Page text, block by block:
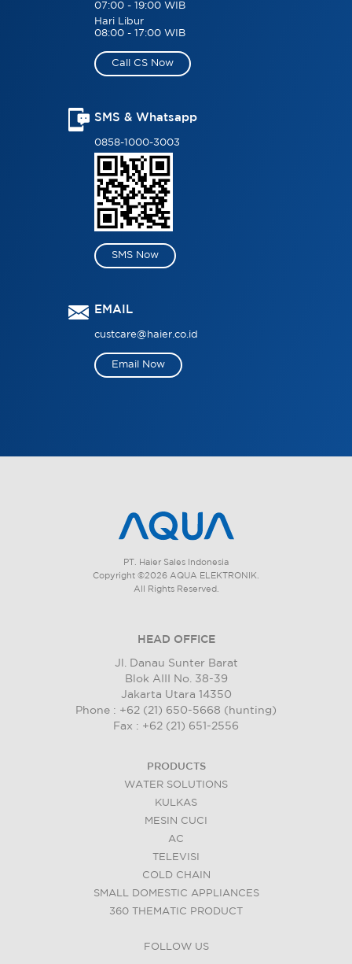
07:00 - 19:00 WIB
Hari Libur
08:00 - 17:00 WIB
Call CS Now
SMS & Whatsapp
0858-1000-3003
SMS Now
EMAIL
custcare@haier.co.id
Email Now
PT. Haier Sales Indonesia
Copyright ©2026 AQUA ELEKTRONIK.
All Rights Reserved.
HEAD OFFICE
Jl. Danau Sunter Barat
Blok AIII No. 38-39
Jakarta Utara 14350
Phone : +62 (21) 650-5668 (hunting)
Fax : +62 (21) 651-2556
PRODUCTS
WATER SOLUTIONS
KULKAS
MESIN CUCI
AC
TELEVISI
COLD CHAIN
SMALL DOMESTIC APPLIANCES
360 THEMATIC PRODUCT
FOLLOW US